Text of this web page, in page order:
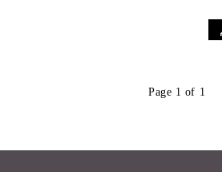
Page 1 of 1